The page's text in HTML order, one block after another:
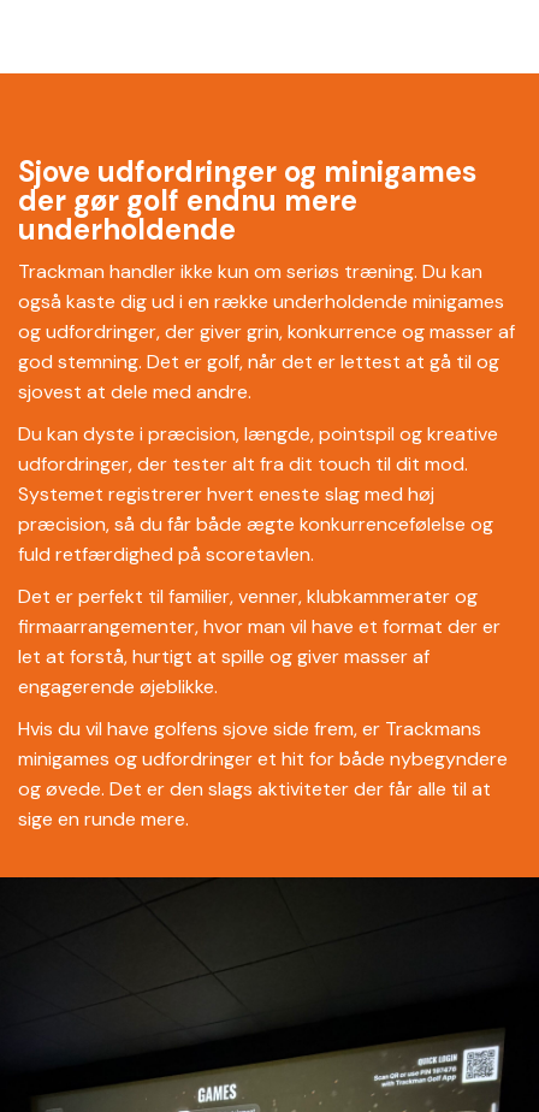
Sjove udfordringer og minigames
der gør golf endnu mere
underholdende
Trackman handler ikke kun om seriøs træning. Du kan
også kaste dig ud i en række underholdende minigames
og udfordringer, der giver grin, konkurrence og masser af
god stemning. Det er golf, når det er lettest at gå til og
sjovest at dele med andre.
Du kan dyste i præcision, længde, pointspil og kreative
udfordringer, der tester alt fra dit touch til dit mod.
Systemet registrerer hvert eneste slag med høj
præcision, så du får både ægte konkurrencefølelse og
fuld retfærdighed på scoretavlen.
Det er perfekt til familier, venner, klubkammerater og
firmaarrangementer, hvor man vil have et format der er
let at forstå, hurtigt at spille og giver masser af
engagerende øjeblikke.
Hvis du vil have golfens sjove side frem, er Trackmans
minigames og udfordringer et hit for både nybegyndere
og øvede. Det er den slags aktiviteter der får alle til at
sige en runde mere.